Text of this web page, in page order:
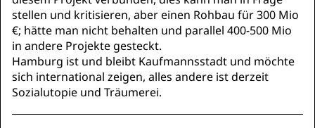
stellen und kritisieren, aber einen Rohbau für 300 Mio
€; hätte man nicht behalten und parallel 400-500 Mio
in andere Projekte gesteckt.
Hamburg ist und bleibt Kaufmannsstadt und möchte
sich international zeigen, alles andere ist derzeit
Sozialutopie und Träumerei.